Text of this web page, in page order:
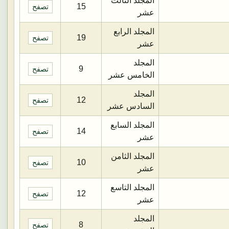
عشر
15 تصفح
المجلد الرابع
عشر
19 تصفح
المجلد
الخامس عشر
9 تصفح
المجلد
السادس عشر
12 تصفح
المجلد السابع
عشر
14 تصفح
المجلد الثامن
عشر
10 تصفح
المجلد التاسع
عشر
12 تصفح
المجلد
8 تصفح